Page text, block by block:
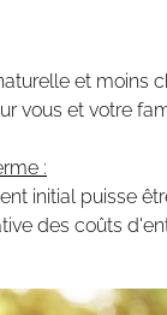
et moins
vous et votre
:
initial puisse
des coûts